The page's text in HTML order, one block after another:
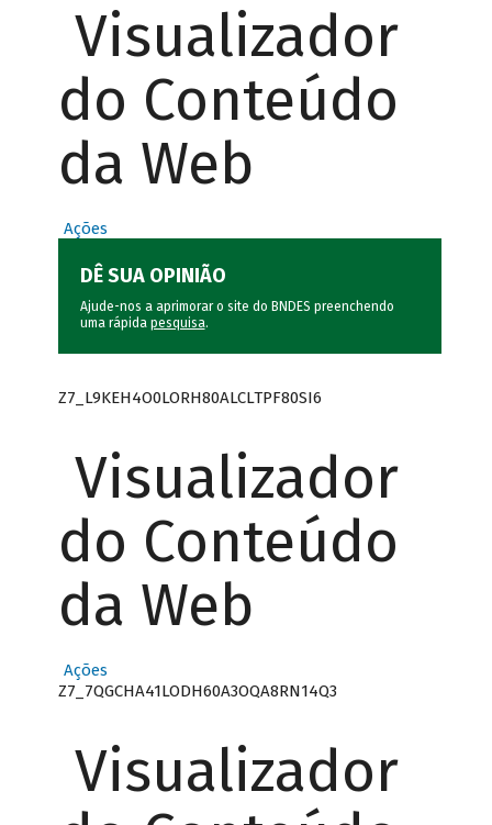
Visualizador
do Conteúdo
da Web
Ações
DÊ SUA OPINIÃO
Ajude-nos a aprimorar o site do BNDES preenchendo
uma rápida pesquisa.
Z7_L9KEH4O0LORH80ALCLTPF80SI6
Visualizador
do Conteúdo
da Web
Ações
Z7_7QGCHA41LODH60A3OQA8RN14Q3
Visualizador